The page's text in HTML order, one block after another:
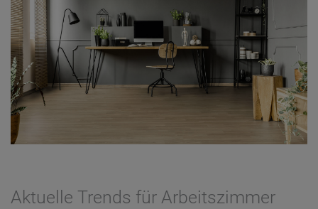
Aktuelle Trends für Arbeitszimmer